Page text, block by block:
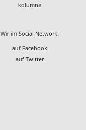
kolumne
Wir im Social Network:
auf Facebook
auf Twitter